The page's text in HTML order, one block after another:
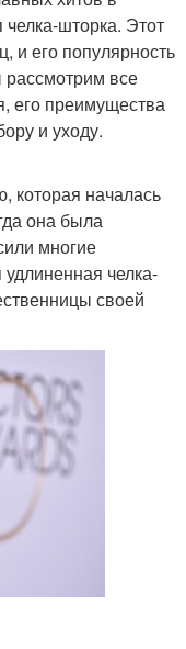
шторка. Этот
и его популярность
рассмотрим все
его преимущества
и уходу.
которая началась
она была
многие
челка-
своей